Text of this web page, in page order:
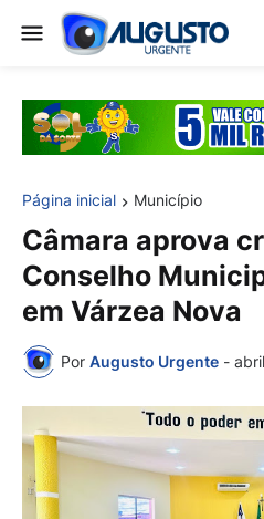
Página inicial Município
Câmara aprova
Conselho
em Várzea Nova
Por Augusto Urgente -